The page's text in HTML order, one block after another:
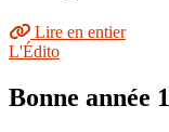
Lire en entier
L'Édito
Bonne année